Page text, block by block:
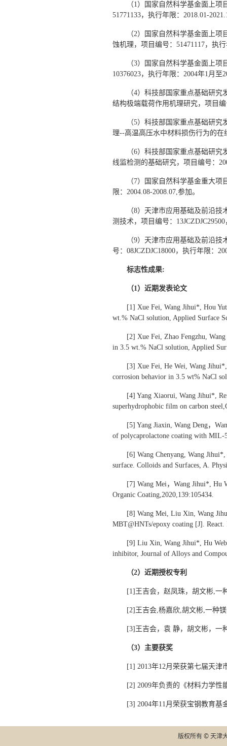
（1）国家自然科学基金面上
51771133，执行年限：2018.01-
（2）国家自然科学基金面上
蚀机理，项目编号：51471117，执
（3）国家自然科学基金面上
10376023，执行年限：2004年1月至
（4）科技部国家重点基础研
结构极端载荷作用机理研究，项目编
（5）科技部国家重点基础研
理--高温高压水中材料损伤行为的在
（6）科技部国家重点基础研
线监检测的基础研究，项目编号：
（7）国家自然科学基金重大
限：2004.08-2008.07,参加。
（8）天津市应用基础及前沿
测技术，项目编号：
（9）天津市应用基础及前沿
号：08JCZDJC18000，执行年限：
标志性成果:
（1） 近期发表论文
[1] Xue Fei, Wang Jihui*, Hou
wt.% NaCl solution, Applied Surface
[2] Xue Fei, Zhao Fengzhu,
in 3.5 wt.% NaCl solution, Applied
[3] Xue Fei, He Wei, Wang
corrosion behavior in 3.5 wt% NaCl
[4] Yang Xiaorui, Wang Jihui*,
superhydrophobic film on carbon
[5] Yang Jiaxin, Wang Deng，
of polycaprolactone coating with MIL-
[6] Wang Chenyang, Wang
surface. Colloids and Surfaces, A.
[7] Wang Mei，Wang Jihui*, Hu
Organic Coating,2020,139:105434.
[8] Wang Mei, Liu Xin, Wang
MBT@HNTs/epoxy coating [J].
[9] Liu Xin, Wang Jihui*, Hu
inhibitor, Journal of Alloys and
（2） 近期授权专利
[1]王吉会，赵凤珠，胡文彬,一
[2]王吉会,杨嘉欣,胡文彬,一种
[3]王吉会，袁 静，胡文彬，一
（3）主要获奖
[1] 2013年12月荣获第七届天津
[2] 2009年负责的《材料力学性
[3] 2004年11月荣获宝钢教育基
版权所有 © 天津